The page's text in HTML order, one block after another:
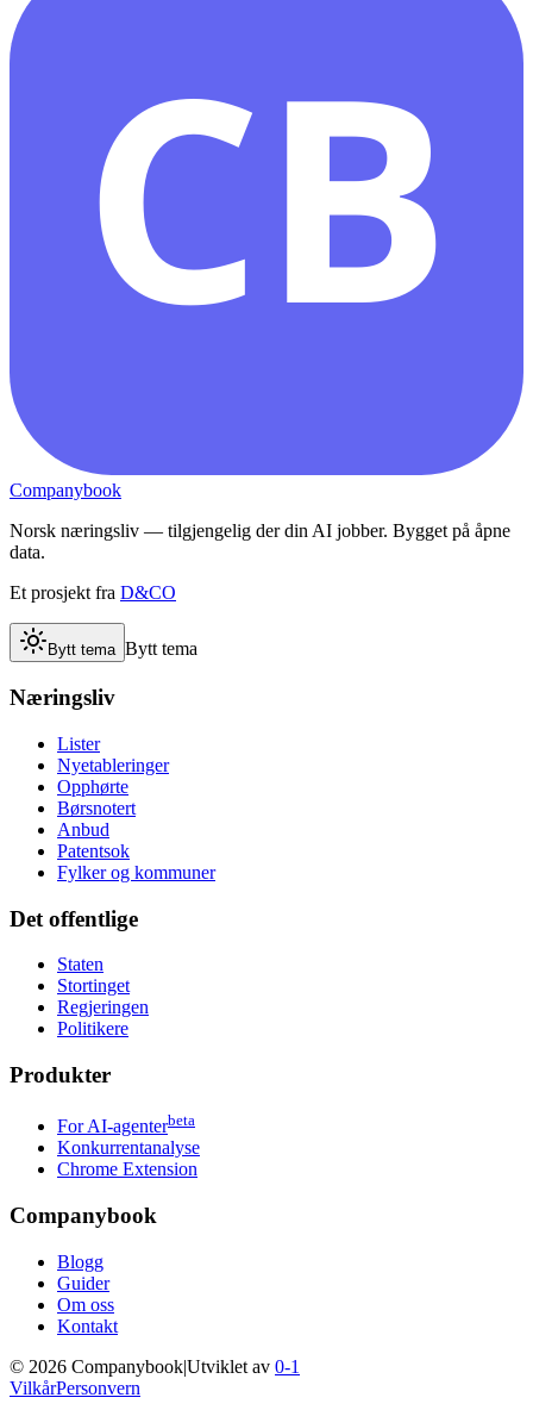
CB
Companybook
Norsk næringsliv — tilgjengelig der din AI jobber. Bygget på åpne
data.
Et prosjekt fra D&CO
Bytt tema Bytt tema
Næringsliv
Lister
Nyetableringer
Opphørte
Børsnotert
Anbud
Patentsok
Fylker og kommuner
Det offentlige
Staten
Stortinget
Regjeringen
Politikere
Produkter
For AI-agenterbeta
Konkurrentanalyse
Chrome Extension
Companybook
Blogg
Guider
Om oss
Kontakt
© 2026 Companybook|Utviklet av 0-1
VilkårPersonvern